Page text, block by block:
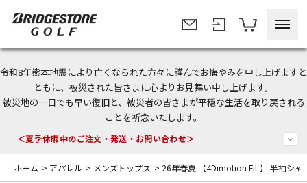
令和8年熊本地震により亡くなられた方々に謹んでお悔やみを申し上げますと
ともに、被災された皆さまに心よりお見舞い申し上げます。
被災地の一日でも早い復旧と、被災者の皆さまが平穏な生活を取り戻される
ことを祈念いたします。
今なら新規会員登録で1,000円OFFクーポンプレゼント！
＜商品配送に関するお知らせ＞
＜夏季休暇中のご注文・発送・お問い合わせ＞
ホーム > アパレル > メンズトップス > 26年春夏 【4Dimotion Fit 】 半袖シャ